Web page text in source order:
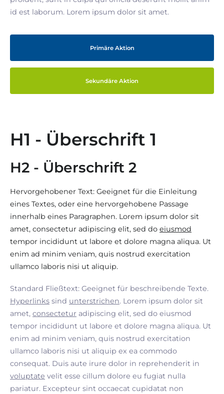
id est laborum. Lorem ipsum dolor sit amet.
Primäre Aktion
Sekundäre Aktion
H1 - Überschrift 1
H2 - Überschrift 2
Hervorgehobener Text: Geeignet für die Einleitung
eines Textes, oder eine hervorgehobene Passage
innerhalb eines Paragraphen. Lorem ipsum dolor sit
amet, consectetur adipiscing elit, sed do eiusmod
tempor incididunt ut labore et dolore magna aliqua. Ut
enim ad minim veniam, quis nostrud exercitation
ullamco laboris nisi ut aliquip.
Standard Fließtext: Geeignet für beschreibende Texte.
Hyperlinks sind unterstrichen. Lorem ipsum dolor sit
amet, consectetur adipiscing elit, sed do eiusmod
tempor incididunt ut labore et dolore magna aliqua. Ut
enim ad minim veniam, quis nostrud exercitation
ullamco laboris nisi ut aliquip ex ea commodo
consequat. Duis aute irure dolor in reprehenderit in
voluptate velit esse cillum dolore eu fugiat nulla
pariatur. Excepteur sint occaecat cupidatat non